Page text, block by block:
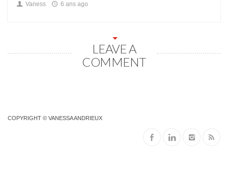
Vaness 6 ans ago
LEAVE A
COMMENT
COPYRIGHT © VANESSA ANDRIEUX